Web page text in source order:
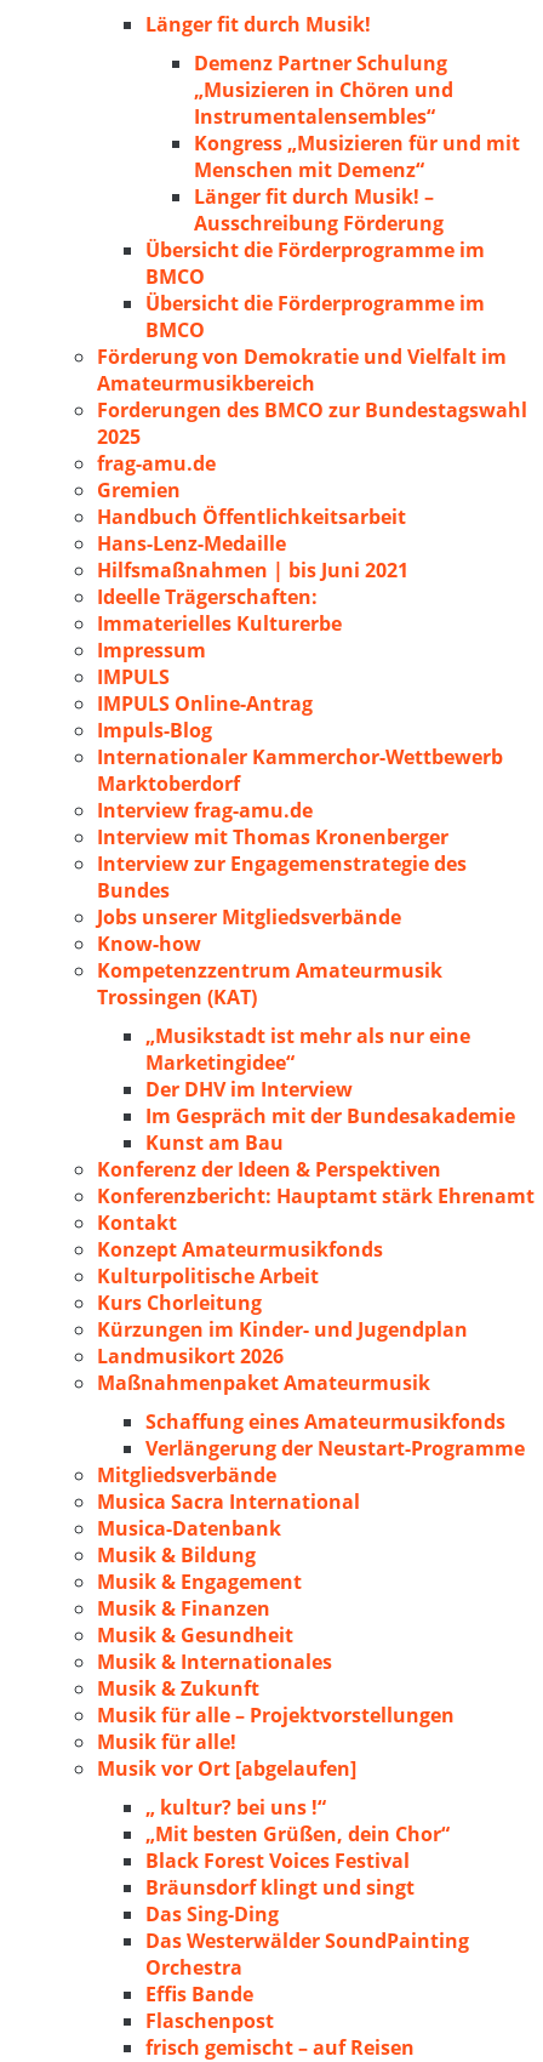
Länger fit durch Musik!
Demenz Partner Schulung
„Musizieren in Chören und
Instrumentalensembles“
Kongress „Musizieren für und mit
Menschen mit Demenz“
Länger fit durch Musik! –
Ausschreibung Förderung
Übersicht die Förderprogramme im
BMCO
Übersicht die Förderprogramme im
BMCO
Förderung von Demokratie und Vielfalt im
Amateurmusikbereich
Forderungen des BMCO zur Bundestagswahl
2025
frag-amu.de
Gremien
Handbuch Öffentlichkeitsarbeit
Hans-Lenz-Medaille
Hilfsmaßnahmen | bis Juni 2021
Ideelle Trägerschaften:
Immaterielles Kulturerbe
Impressum
IMPULS
IMPULS Online-Antrag
Impuls-Blog
Internationaler Kammerchor-Wettbewerb
Marktoberdorf
Interview frag-amu.de
Interview mit Thomas Kronenberger
Interview zur Engagemenstrategie des
Bundes
Jobs unserer Mitgliedsverbände
Know-how
Kompetenzzentrum Amateurmusik
Trossingen (KAT)
„Musikstadt ist mehr als nur eine
Marketingidee“
Der DHV im Interview
Im Gespräch mit der Bundesakademie
Kunst am Bau
Konferenz der Ideen & Perspektiven
Konferenzbericht: Hauptamt stärk Ehrenamt
Kontakt
Konzept Amateurmusikfonds
Kulturpolitische Arbeit
Kurs Chorleitung
Kürzungen im Kinder- und Jugendplan
Landmusikort 2026
Maßnahmenpaket Amateurmusik
Schaffung eines Amateurmusikfonds
Verlängerung der Neustart-Programme
Mitgliedsverbände
Musica Sacra International
Musica-Datenbank
Musik & Bildung
Musik & Engagement
Musik & Finanzen
Musik & Gesundheit
Musik & Internationales
Musik & Zukunft
Musik für alle – Projektvorstellungen
Musik für alle!
Musik vor Ort [abgelaufen]
„ kultur? bei uns !“
„Mit besten Grüßen, dein Chor“
Black Forest Voices Festival
Bräunsdorf klingt und singt
Das Sing-Ding
Das Westerwälder SoundPainting
Orchestra
Effis Bande
Flaschenpost
frisch gemischt – auf Reisen